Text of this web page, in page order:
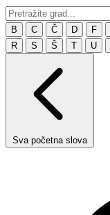
B C Č D F
R
S Š T U
Sva početna slova